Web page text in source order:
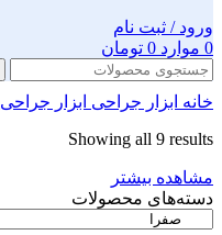
ورود / ثبت نام
0 موارد 0 تومان
خانه ابزار جراحی ابزار جراحی SURGICON
Showing all 9 results
مشاهده بیشتر
دسته‌های محصولات